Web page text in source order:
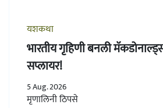
यशकथा
भारतीय गृहिणी बनली
सप्लायर!
5 Aug. 2026
मृणालिनी ठिपसे